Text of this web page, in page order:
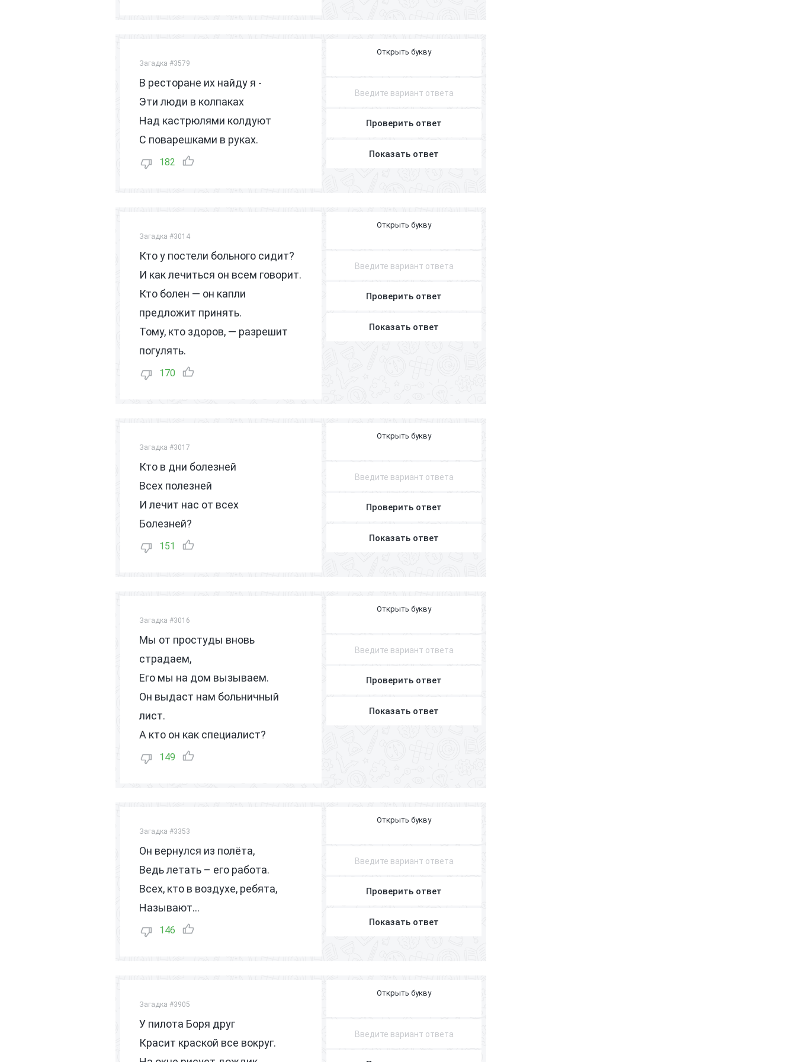
Загадка #3579
В ресторане их найду я -
Эти люди в колпаках
Над кастрюлями колдуют
С поварешками в руках.
182
Проверить ответ
Показать ответ
Загадка #3014
Кто у постели больного сидит?
И как лечиться он всем говорит.
Кто болен — он капли
предложит принять.
Тому, кто здоров, — разрешит
погулять.
170
Проверить ответ
Показать ответ
Загадка #3017
Кто в дни болезней
Всех полезней
И лечит нас от всех
Болезней?
151
Проверить ответ
Показать ответ
Загадка #3016
Мы от простуды вновь
страдаем,
Его мы на дом вызываем.
Он выдаст нам больничный
лист.
А кто он как специалист?
149
Проверить ответ
Показать ответ
Загадка #3353
Он вернулся из полёта,
Ведь летать – его работа.
Всех, кто в воздухе, ребята,
Называют…
146
Проверить ответ
Показать ответ
Загадка #3905
У пилота Боря друг
Красит краской все вокруг.